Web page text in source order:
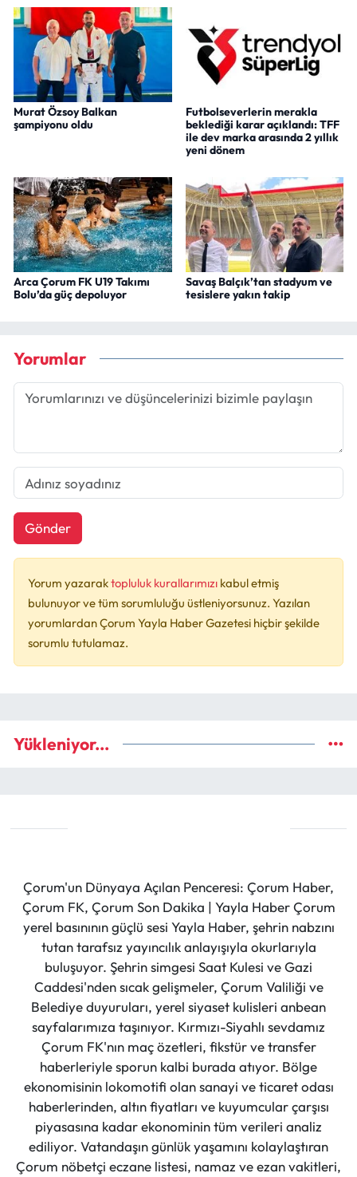
Murat Özsoy Balkan
şampiyonu oldu
Futbolseverlerin merakla
beklediği karar açıklandı: TFF
ile dev marka arasında 2 yıllık
yeni dönem
Arca Çorum FK U19 Takımı
Bolu’da güç depoluyor
Savaş Balçık’tan stadyum ve
tesislere yakın takip
Yorumlar
Gönder
Yorum yazaraktopluluk kurallarımızı kabul etmiş
bulunuyor ve tüm sorumluluğu üstleniyorsunuz. Yazılan
yorumlardan Çorum Yayla Haber Gazetesi hiçbir şekilde
sorumlu tutulamaz.
Yükleniyor...
Çorum'un Dünyaya Açılan Penceresi: Çorum Haber,
Çorum FK, Çorum Son Dakika | Yayla Haber Çorum
yerel basınının güçlü sesi Yayla Haber, şehrin nabzını
tutan tarafsız yayıncılık anlayışıyla okurlarıyla
buluşuyor. Şehrin simgesi Saat Kulesi ve Gazi
Caddesi'nden sıcak gelişmeler, Çorum Valiliği ve
Belediye duyuruları, yerel siyaset kulisleri anbean
sayfalarımıza taşınıyor. Kırmızı-Siyahlı sevdamız
Çorum FK'nın maç özetleri, fikstür ve transfer
haberleriyle sporun kalbi burada atıyor. Bölge
ekonomisinin lokomotifi olan sanayi ve ticaret odası
haberlerinden, altın fiyatları ve kuyumcular çarşısı
piyasasına kadar ekonominin tüm verileri analiz
ediliyor. Vatandaşın günlük yaşamını kolaylaştıran
Çorum nöbetçi eczane listesi, namaz ve ezan vakitleri,